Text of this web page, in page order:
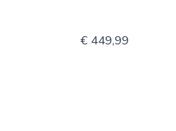
€ 449,99